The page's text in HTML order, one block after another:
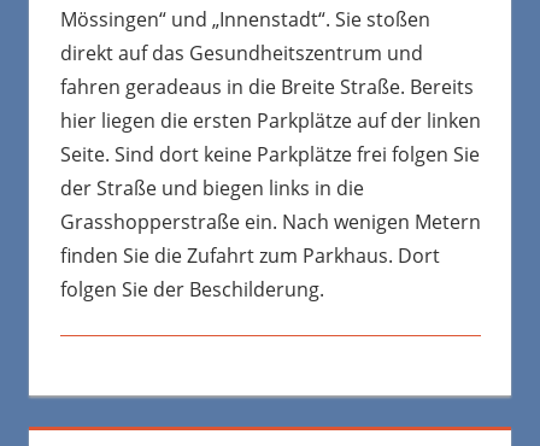
Mössingen“ und „Innenstadt“. Sie stoßen
direkt auf das Gesundheitszentrum und
fahren geradeaus in die Breite Straße. Bereits
hier liegen die ersten Parkplätze auf der linken
Seite. Sind dort keine Parkplätze frei folgen Sie
der Straße und biegen links in die
Grasshopperstraße ein. Nach wenigen Metern
finden Sie die Zufahrt zum Parkhaus. Dort
folgen Sie der Beschilderung.